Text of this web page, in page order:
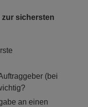
zur sichersten
(bei
an einen